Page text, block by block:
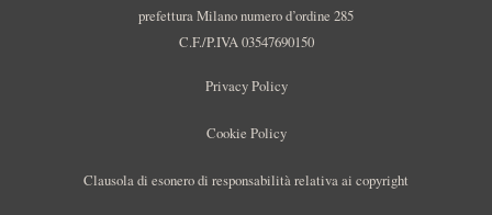
prefettura Milano numero d’ordine 285
C.F./P.IVA 03547690150
Privacy Policy
Cookie Policy
Clausola di esonero di responsabilità relativa ai copyright